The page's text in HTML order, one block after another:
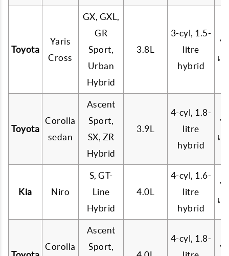
Toyota
Yaris
Cross
GX, GXL,
GR
Sport,
Urban
Hybrid
3.8L
3-cyl, 1.5-
litre
hybrid
น้
เ
Toyota
Corolla
sedan
Ascent
Sport,
SX, ZR
Hybrid
3.9L
4-cyl, 1.8-
litre
hybrid
น้
เ
Kia Niro
S, GT-
Line
Hybrid
4.0L
4-cyl, 1.6-
litre
hybrid
น้
เ
Corolla
Ascent
Sport,
4-cyl, 1.8-
น้